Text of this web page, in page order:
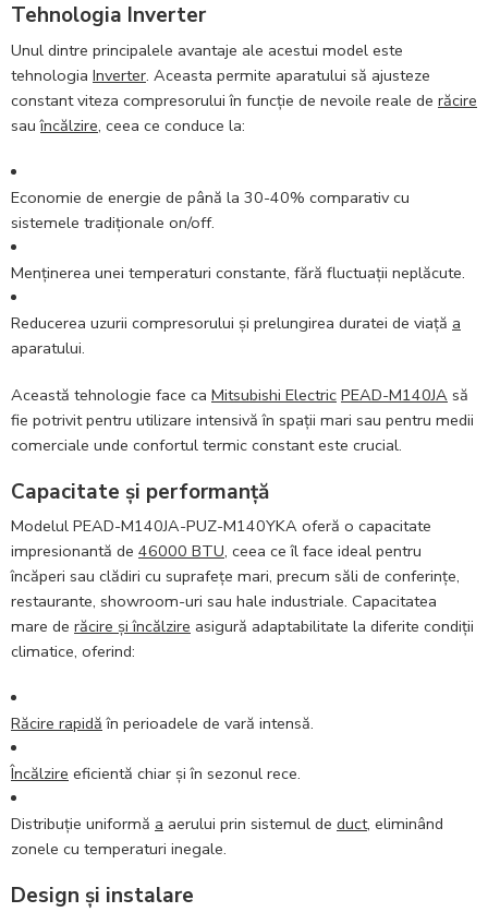
Tehnologia Inverter
Unul dintre principalele avantaje ale acestui model este
tehnologia Inverter. Aceasta permite aparatului să ajusteze
constant viteza compresorului în funcție de nevoile reale de răcire
sauîncălzire, ceea ce conduce la:
Economie de energie de până la 30-40% comparativ cu
sistemele tradiționale on/off.
Menținerea unei temperaturi constante, fără fluctuații neplăcute.
Reducerea uzurii compresorului și prelungirea duratei de viață a
aparatului.
Această tehnologie face ca Mitsubishi Electric PEAD-M140JA să
fie potrivit pentru utilizare intensivă în spații mari sau pentru medii
comerciale unde confortul termic constant este crucial.
Capacitate și performanță
Modelul PEAD-M140JA-PUZ-M140YKA oferă o capacitate
impresionantă de 46000 BTU, ceea ce îl face ideal pentru
încăperi sau clădiri cu suprafețe mari, precum săli de conferințe,
restaurante, showroom-uri sau hale industriale. Capacitatea
mare de răcire și încălzire asigură adaptabilitate la diferite condiții
climatice, oferind:
Răcire rapidă în perioadele de vară intensă.
Încălzire eficientă chiar și în sezonul rece.
Distribuție uniformă a aerului prin sistemul de duct, eliminând
zonele cu temperaturi inegale.
Design și instalare